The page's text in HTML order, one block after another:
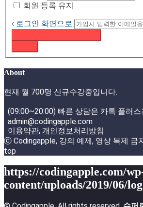
회원 등록 유지
‹ 로그인 화면으로
About
현재 월 700명 신규수강중입니다.
(09:00~20:00) 빠른 상담은 카톡 플러스
admin@codingapple.com
이용약관, 개인정보처리방침
ⓒ Codingapple, 강의 예제, 영상 복제 금지
top
https://codingapple.com/
content/uploads/2019/06/